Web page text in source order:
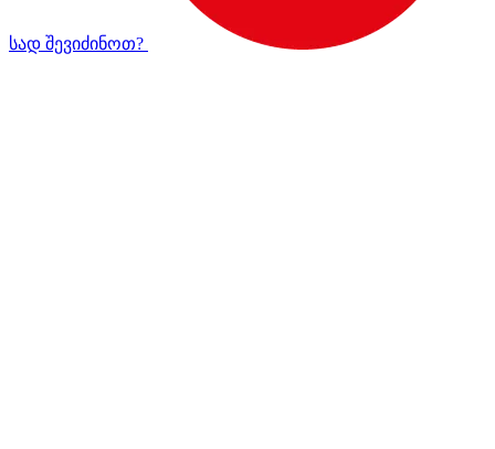
სად შევიძინოთ?